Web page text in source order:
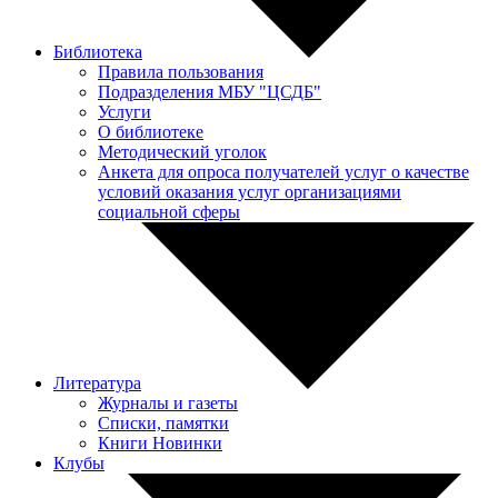
Библиотека
Правила пользования
Подразделения МБУ "ЦСДБ"
Услуги
О библиотеке
Методический уголок
Анкета для опроса получателей услуг о качестве
условий оказания услуг организациями
социальной сферы
Литература
Журналы и газеты
Списки, памятки
Книги Новинки
Клубы